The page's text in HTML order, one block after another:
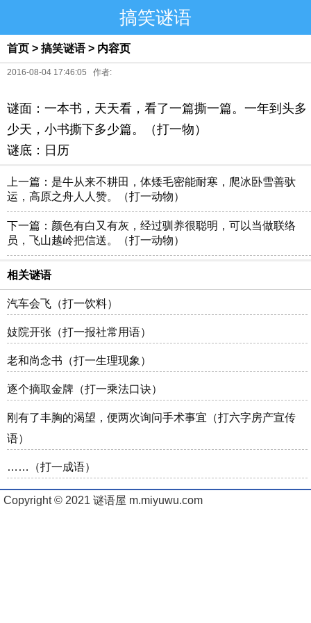
搞笑谜语
首页 > 搞笑谜语> 内容页
2016-08-04 17:46:05 作者:
谜面：一本书，天天看，看了一篇撕一篇。一年到头多
少天，小书撕下多少篇。（打一物）
谜底：日历
上一篇： 是牛从来不耕田，体矮毛密能耐寒，爬冰卧雪善驮
运，高原之舟人人赞。（打一动物）
下一篇： 颜色有白又有灰，经过驯养很聪明，可以当做联络
员，飞山越岭把信送。（打一动物）
相关谜语
汽车会飞（打一饮料）
妓院开张（打一报社常用语）
老和尚念书（打一生理现象）
逐个摘取金牌（打一乘法口诀）
刚有了丰胸的渴望，便两次询问手术事宜（打六字房产宣传
语）
……（打一成语）
Copyright © 2021 谜语屋 m.miyuwu.com